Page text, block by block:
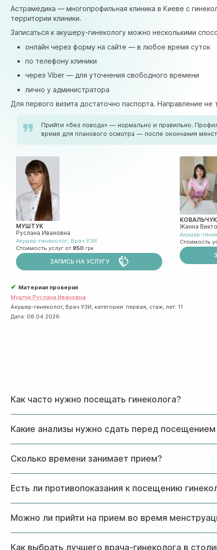
Астрамедика — многопрофильная клиника в Киеве с
территории клиники.
Записаться к акушеру-гинекологу можно несколькими
онлайн через форму на сайте — в любое время суток
по телефону клиники
через Viber — для уточнения свободного времени
лично у администратора
Для первого визита достаточно паспорта. Направление не
Прийти «без повода» — нормально и правильно.
время для планового осмотра — после окончания
МУШТУК
Руслана Ивановна
Акушер-гинеколог, Врач УЗИ
Стоимость услуг от950
ЗАПИСЬ НА УСЛУГУ
КОВАЛЬЧУК
Жанна
Акушер-
Стоимость
✔ Материал проверил
Муштук Руслана Ивановна
Акушер-гинеколог, Врач УЗИ, категория: первая, стаж, лет: 11
Дата: 06.04.2026
Как часто нужно посещать гинеколога?
рекомендациям врача.
Какие анализы нужно сдать перед посещением
Сколько времени занимает прием?
Есть ли противопоказания к посещению
Можно ли прийти на прием во время
Как выбрать лучшего врача-гинеколога в